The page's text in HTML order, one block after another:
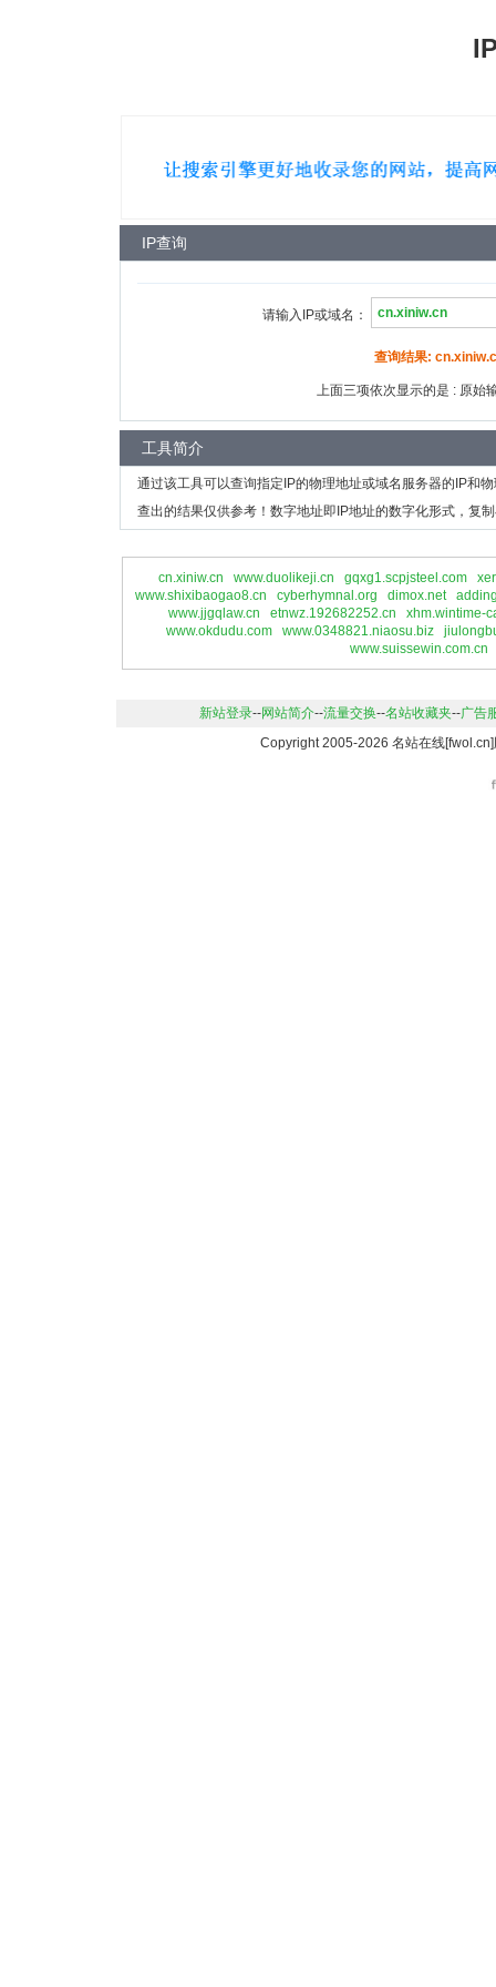
IP查询
请输入IP或域名：
查询结果:
上面三项依次显示的是 : 原始
工具简介
通过该工具可以查询指定IP的物理地址或域名服务器的IP和
查出的结果仅供参考！数字地址即IP地址的数字化形式，复
cn.xiniw.cn www.duolikeji.cn gqxg1.scpjsteel.com
www.shixibaogao8.cn
cyberhymnal.org dimox.net
www.jjgqlaw.cn
etnwz.192682252.cn
xhm.wintime-
www.okdudu.com
www.0348821.niaosu.biz
www.suissewin.com.cn
新站登录--网站简介--流量交换--名站收藏夹--广告
Copyright 2005-2026 名站在线